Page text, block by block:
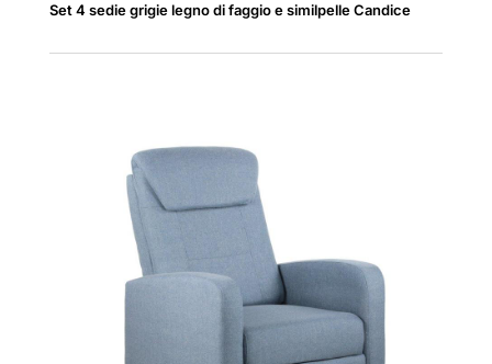
Set 4 sedie grigie legno di faggio e similpelle Candice